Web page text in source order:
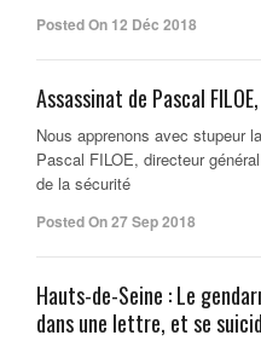
Posted On 12 Déc 2018
Assassinat de Pascal
Nous apprenons avec stupeur
Pascal FILOE, directeur
de la sécurité
Posted On 27 Sep 2018
Hauts-de-Seine : Le
dans une lettre, et se